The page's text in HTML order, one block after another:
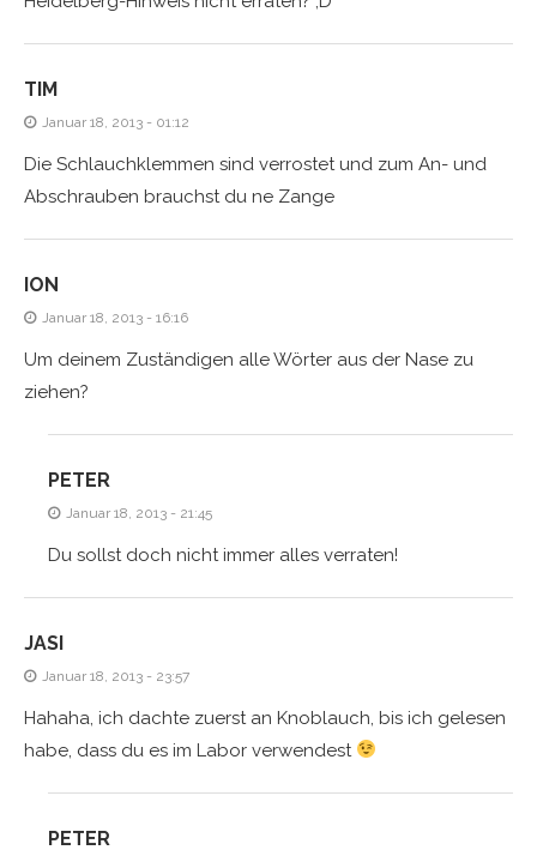
TIM
Januar 18, 2013 - 01:12
Die Schlauchklemmen sind verrostet und zum An- und
Abschrauben brauchst du ne Zange
ION
Januar 18, 2013 - 16:16
Um deinem Zuständigen alle Wörter aus der Nase zu
ziehen?
PETER
Januar 18, 2013 - 21:45
Du sollst doch nicht immer alles verraten!
JASI
Januar 18, 2013 - 23:57
Hahaha, ich dachte zuerst an Knoblauch, bis ich gelesen
habe, dass du es im Labor verwendest
PETER